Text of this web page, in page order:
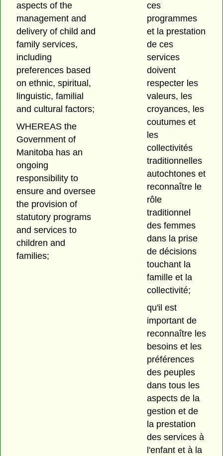
aspects of the
management and
delivery of child and
family services,
including
preferences based
on ethnic, spiritual,
linguistic, familial
and cultural factors;
WHEREAS the
Government of
Manitoba has an
ongoing
responsibility to
ensure and oversee
the provision of
statutory programs
and services to
children and
families;
ces
programmes
et la prestation
de ces
services
doivent
respecter les
valeurs, les
croyances, les
coutumes et
les
collectivités
traditionnelles
autochtones et
reconnaître le
rôle
traditionnel
des femmes
dans la prise
de décisions
touchant la
famille et la
collectivité;
qu'il est
important de
reconnaître les
besoins et les
préférences
des peuples
dans tous les
aspects de la
gestion et de
la prestation
des services à
l'enfant et à la